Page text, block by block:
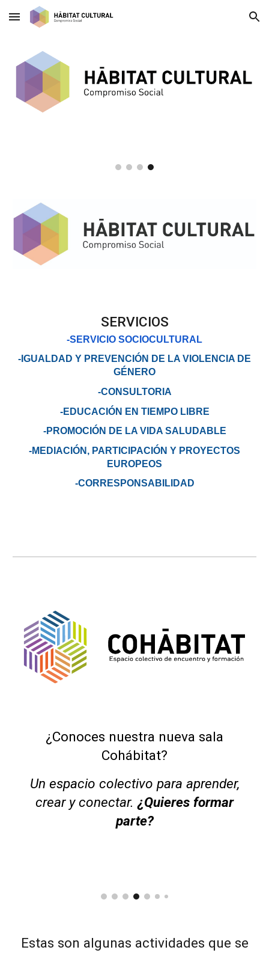
Skip to main content Skip to navigation
SERVICIOS
-SERVICIO SOCIOCULTURAL
-IGUALDAD Y PREVENCIÓN DE LA VIOLENCIA DE
GÉNERO
-CONSULTORIA
-EDUCACIÓN EN TIEMPO LIBRE
-PROMOCIÓN DE LA VIDA SALUDABLE
-MEDIACIÓN, PARTICIPACIÓN Y PROYECTOS
EUROPEOS
-CORRESPONSABILIDAD
¿Conoces nuestra nueva sala
Cohábitat?
Un espacio colectivo para aprender,
crear y conectar.¿Quieres formar
parte?
Estas son algunas actividades que se